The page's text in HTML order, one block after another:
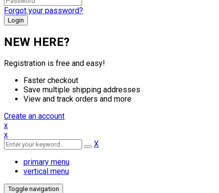
Forgot your password?
NEW HERE?
Registration is free and easy!
Faster checkout
Save multiple shipping addresses
View and track orders and more
Create an account
x
x
X
primary menu
vertical menu
Toggle navigation